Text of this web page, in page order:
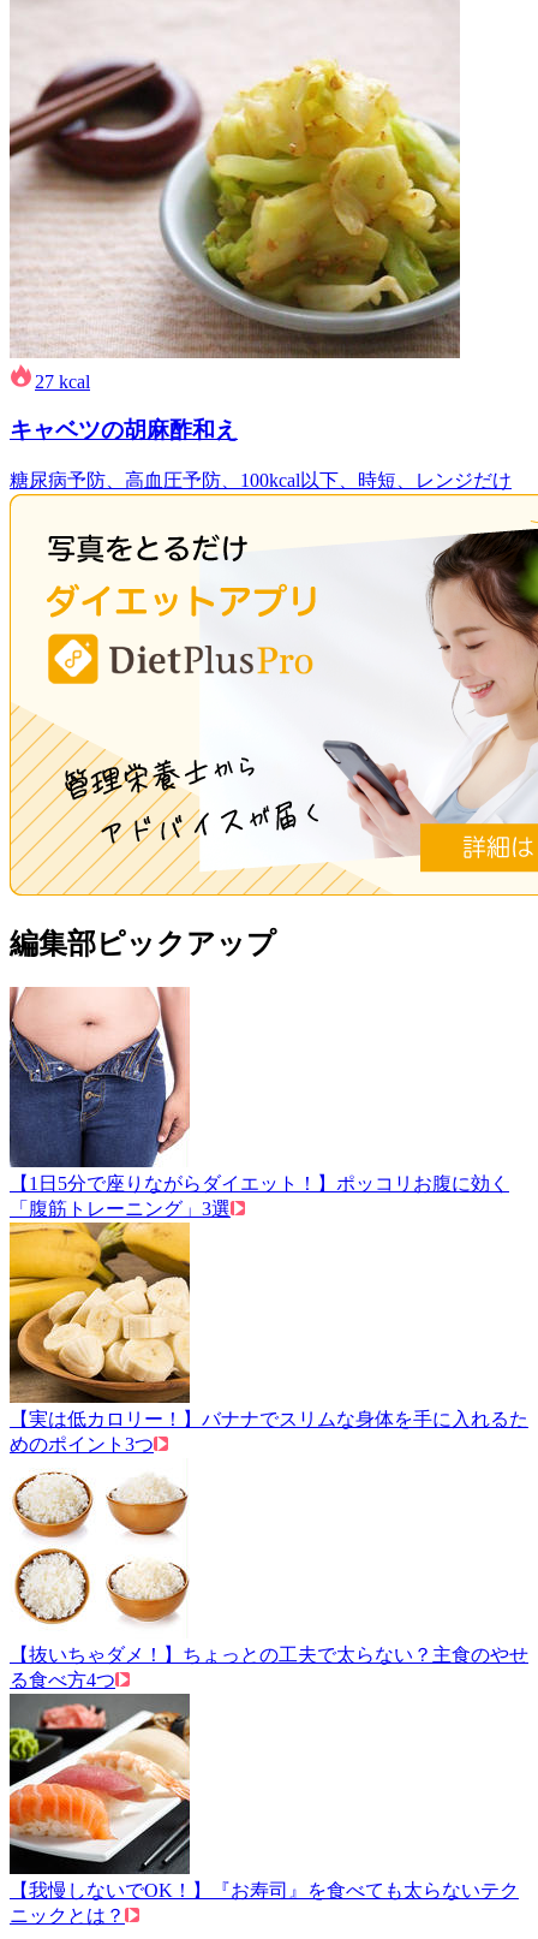
27 kcal
キャベツの胡麻酢和え
糖尿病予防、高血圧予防、100kcal以下、時短、レンジだけ
編集部ピックアップ
【1日5分で座りながらダイエット！】ポッコリお腹に効く
「腹筋トレーニング」3選
【実は低カロリー！】バナナでスリムな身体を手に入れるた
めのポイント3つ
【抜いちゃダメ！】ちょっとの工夫で太らない？主食のやせ
る食べ方4つ
【我慢しないでOK！】『お寿司』を食べても太らないテク
ニックとは？